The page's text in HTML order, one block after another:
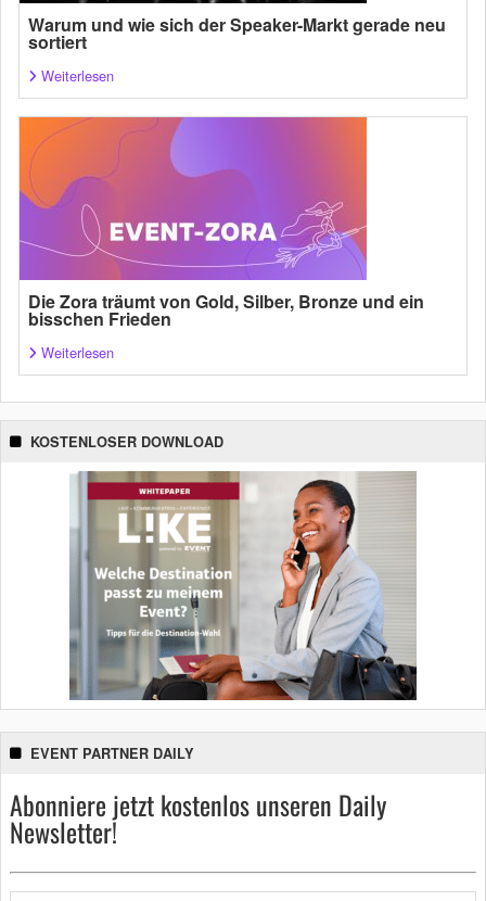
Warum und wie sich der Speaker-Markt gerade neu
sortiert
Weiterlesen
Die Zora träumt von Gold, Silber, Bronze und ein
bisschen Frieden
Weiterlesen
KOSTENLOSER DOWNLOAD
EVENT PARTNER DAILY
Abonniere jetzt kostenlos unseren Daily
Newsletter!